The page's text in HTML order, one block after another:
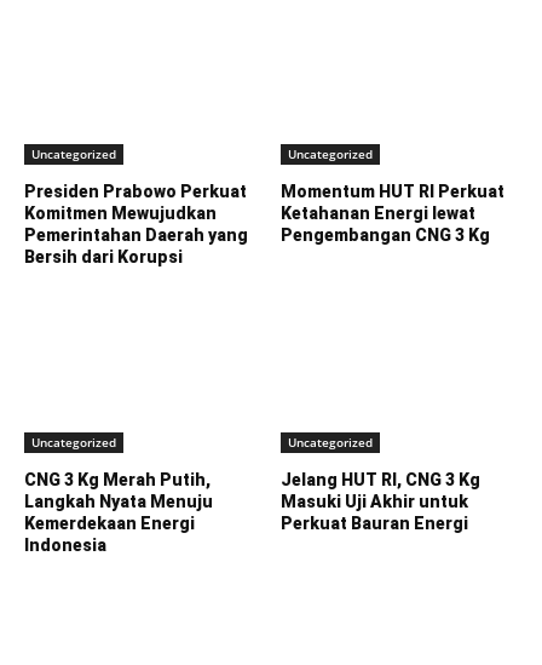
Uncategorized
Presiden Prabowo Perkuat
Komitmen Mewujudkan
Pemerintahan Daerah yang
Bersih dari Korupsi
Uncategorized
Momentum HUT RI Perkuat
Ketahanan Energi lewat
Pengembangan CNG 3 Kg
Uncategorized
CNG 3 Kg Merah Putih,
Langkah Nyata Menuju
Kemerdekaan Energi
Indonesia
Uncategorized
Jelang HUT RI, CNG 3 Kg
Masuki Uji Akhir untuk
Perkuat Bauran Energi